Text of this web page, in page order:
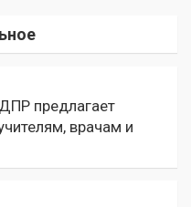
предлагает
врачам и